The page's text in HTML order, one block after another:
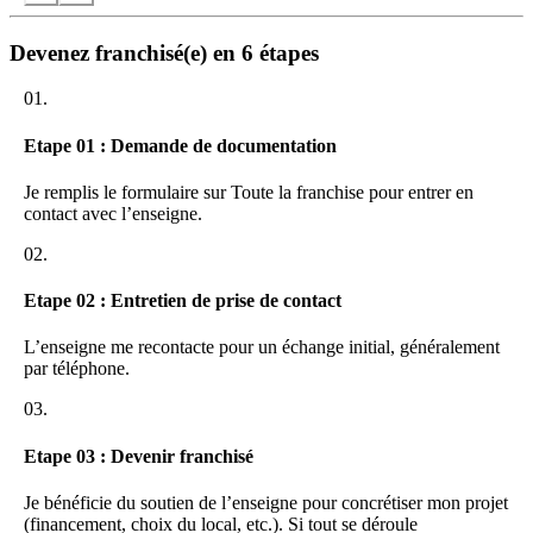
Assistance renforcée à l’ouverture via l’animateur régional
Accompagnement personnalisé et visite régulière de
l’animateur en magasin pendant les 12 premiers mois
Nos experts interviennent sur les étapes clés de votre projet :
Une aide au montage du projet : prévisionnels, recherche de
agencement.
La garantie d’une ouverture réussie : communication et
dans votre prévisionnel.
Chez AvivA cuisines et aménagements : tous les nouveaux
franchisés sont suivis en « nurserie » pour vous donner toutes
les chances de réussir rapidement votre projet !
Devenez franchisé(e) en 6 étapes
01.
Etape 01 : Demande de documentation
Je remplis le formulaire sur Toute la franchise pour entrer en
contact avec l’enseigne.
02.
Etape 02 : Entretien de prise de contact
L’enseigne me recontacte pour un échange initial, généralement
par téléphone.
03.
Etape 03 : Devenir franchisé
Je bénéficie du soutien de l’enseigne pour concrétiser mon projet
(financement, choix du local, etc.). Si tout se déroule